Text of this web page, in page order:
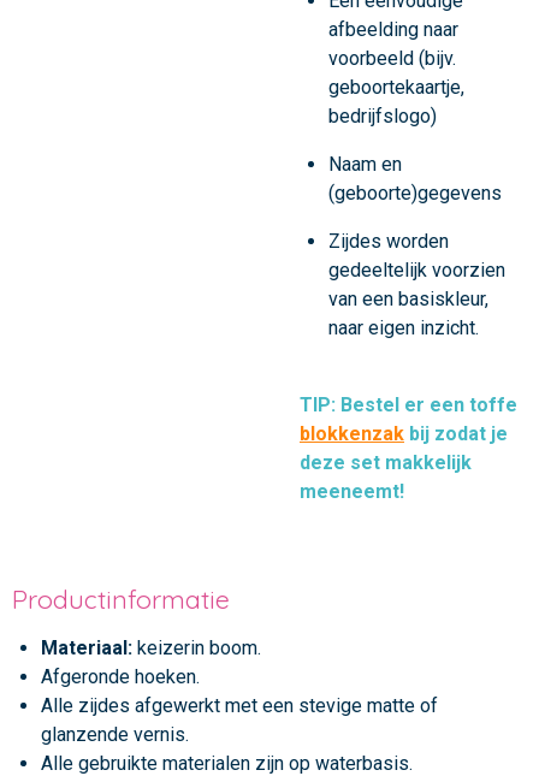
afbeelding naar
voorbeeld (bijv.
geboortekaartje,
bedrijfslogo)
Naam en
(geboorte)gegevens
Zijdes worden
gedeeltelijk voorzien
van een basiskleur,
naar eigen inzicht.
TIP: Bestel er een toffe
blokkenzak bij zodat je
deze set makkelijk
meeneemt!
Productinformatie
Materiaal: keizerin boom.
Afgeronde hoeken.
Alle zijdes afgewerkt met een stevige matte of
glanzende vernis.
Alle gebruikte materialen zijn op waterbasis.